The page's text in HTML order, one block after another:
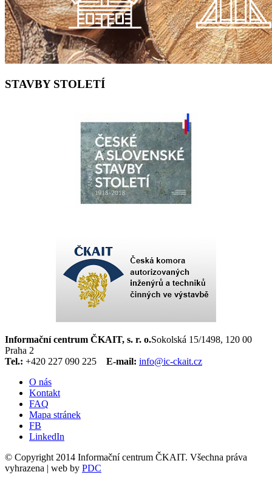
STAVBY STOLETÍ
Informační centrum ČKAIT, s. r. o.Sokolská 15/1498, 120 00
Praha 2
Tel.: +420 227 090 225 E-mail: info@ic-ckait.cz
O nás
Kontakt
FAQ
Mapa stránek
FB
LinkedIn
© Copyright 2014 Informační centrum ČKAIT. Všechna práva
vyhrazena | web by PDC